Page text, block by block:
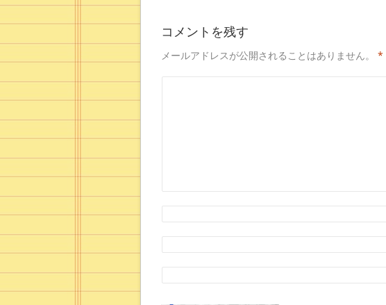
コメントを残す
メールアドレスが公開されることはありません。 *